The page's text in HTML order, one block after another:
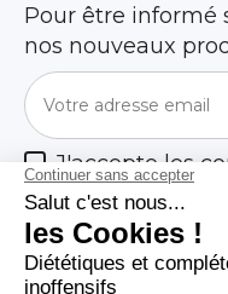
Pour être informé
nos nouveaux
J'accepte les
politique de
Nos Produits